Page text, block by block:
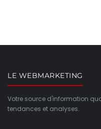
LE WEBMARKETING
Votre source d'information
tendances et analyses.